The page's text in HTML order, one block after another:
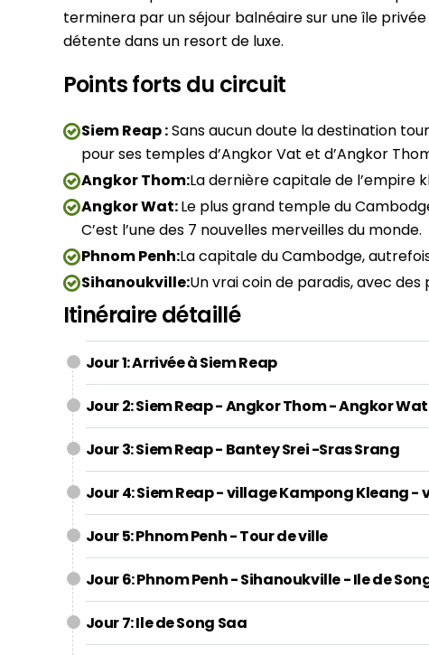
terminera par un séjour balnéaire sur une île
détente dans un resort de luxe.
Points forts du circuit
Siem Reap :Sans aucun doute la destination
pour ses temples d’Angkor Vat et d’Angkor
Angkor Thom:La dernière capitale de l’empire
Angkor Wat:Le plus grand temple du
C’est l’une des 7 nouvelles merveilles du monde.
Phnom Penh:La capitale du Cambodge,
Sihanoukville:Un vrai coin de paradis, avec
Itinéraire détaillé
Jour 1: Arrivée à Siem Reap
Jour 2: Siem Reap - Angkor Thom - Angkor
Jour 3: Siem Reap - Bantey Srei -Sras Srang
Jour 4: Siem Reap - village Kampong Kleang -
Jour 5: Phnom Penh - Tour de ville
Jour 6: Phnom Penh - Sihanoukville - Ile de
Jour 7: Ile de Song Saa